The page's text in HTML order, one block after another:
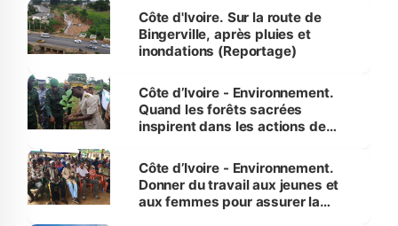
(Alassane Ouattara
Côte d'Ivoire. Sur la route de
Bingerville, après pluies et
inondations (Reportage)
Côte d’Ivoire - Environnement.
Quand les forêts sacrées
inspirent dans les actions de
Côte d’Ivoire - Environnement.
Donner du travail aux jeunes et
aux femmes pour assurer la